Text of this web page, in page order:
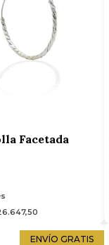
Facetada
ENVÍO GRATIS